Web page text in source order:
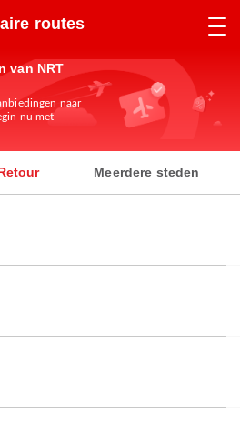
routes
van NRT
naar
nu met
Meerdere steden